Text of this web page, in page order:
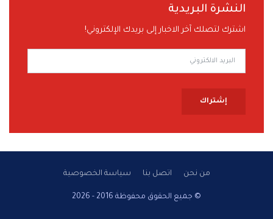
النشرة البريدية
اشترك لتصلك آخر الاخبار إلى بريدك الإلكتروني!
إشتراك
من نحن اتصل بنا سياسة الخصوصية
© جميع الحقوق محفوظة 2016 - 2026